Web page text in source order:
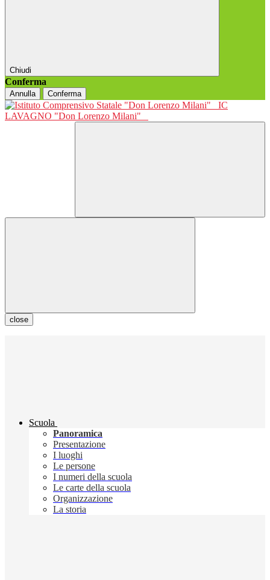
Chiudi
Conferma
Annulla Conferma
IC
LAVAGNO "Don Lorenzo Milani"
close
Scuola
Panoramica
Presentazione
I luoghi
Le persone
I numeri della scuola
Le carte della scuola
Organizzazione
La storia